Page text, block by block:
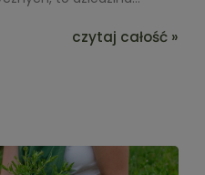
polega ta praktyka, jak
zacząć swoją przygodę
czytaj całość »